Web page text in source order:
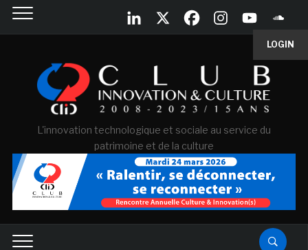
LOGIN
L'innovation technologique et sociale au service du
patrimoine et de la culture